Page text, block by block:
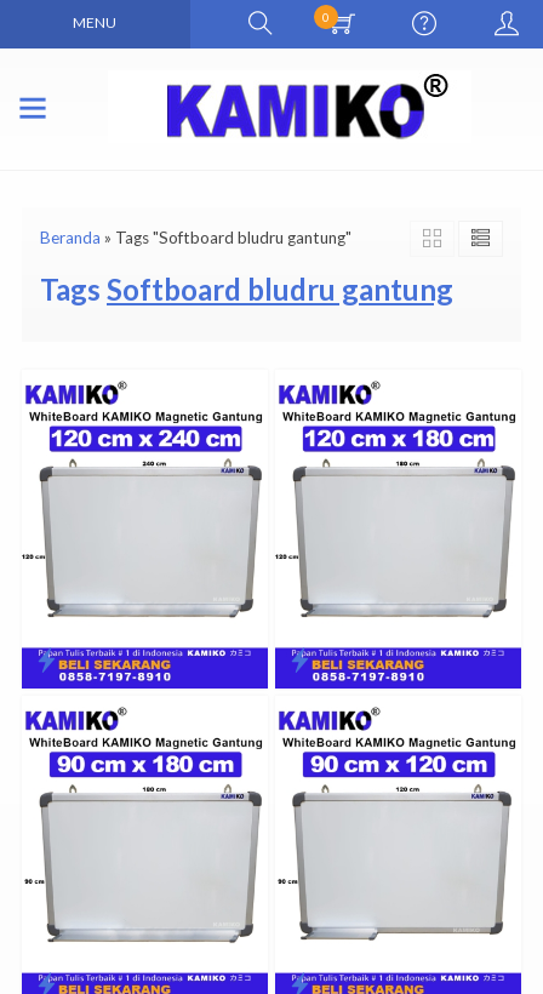
MENU 0
Beranda » Tags "Softboard bludru gantung"
Tags Softboard bludru gantung